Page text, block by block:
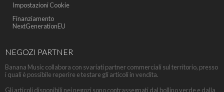
Impostazioni Cookie
Finanziamento
NextGenerationEU
NEGOZI PARTNER
Banana Music collabora con svariati partner commerciali sul territorio, presso
i quali è possibile reperire e testare gli articoli in vendita.
Gli articoli disponibili nei negozi sono contrassegnati dal bollino verde e dalla